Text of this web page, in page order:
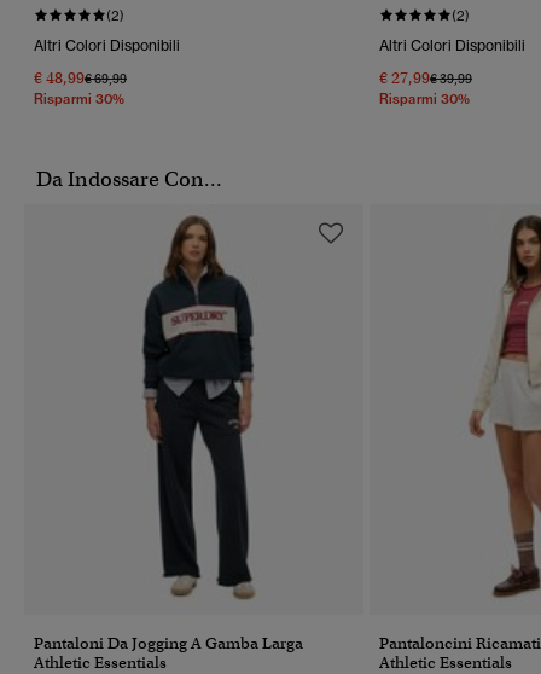
(2)
Altri Colori Disponibili
€ 48,99Prezzo Ridotto Da
€ 69,99A
Risparmi 30%
(2)
Altri Colori Disponibili
€ 27,99Prezzo Ridotto Da
€ 39,99A
Risparmi 30%
Da Indossare Con...
Pantaloni Da Jogging A Gamba Larga
Athletic Essentials
Pantaloncini
Athletic Essentials